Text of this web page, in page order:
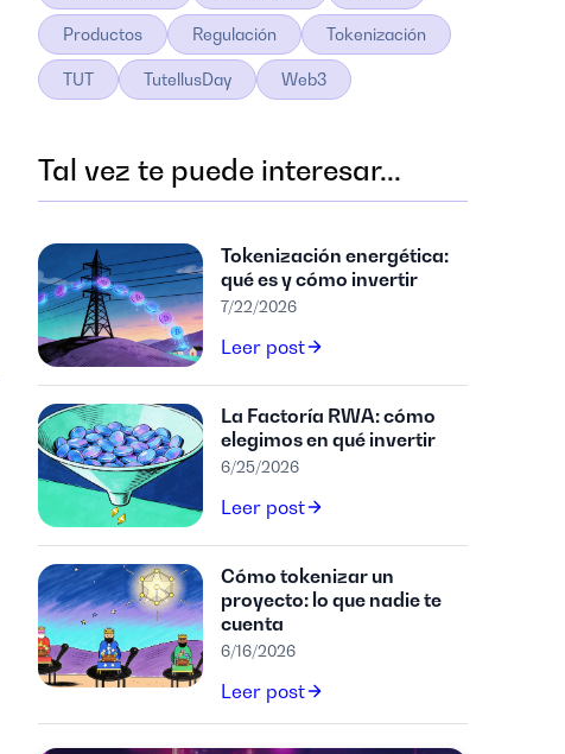
Productos Regulación Tokenización
TUT TutellusDay Web3
Tal vez te puede interesar...
Tokenización energética:
qué es y cómo invertir
7/22/2026
Leer post
La Factoría RWA: cómo
elegimos en qué invertir
6/25/2026
Leer post
Cómo tokenizar un
proyecto: lo que nadie te
cuenta
6/16/2026
Leer post